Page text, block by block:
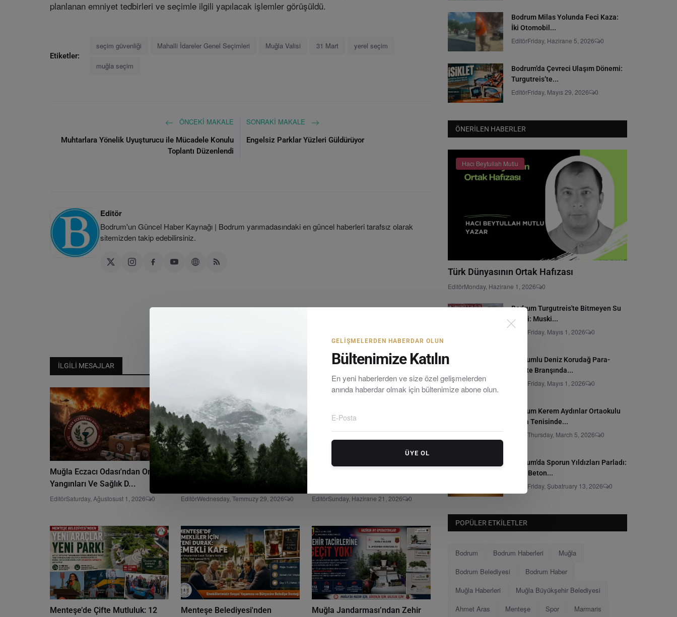
planlanan emniyet tedbirleri ve seçimle ilgili yapılacak işlemler görüşüldü.
Etiketler:
seçim güvenliği Mahalli İdareler Genel Seçimleri Muğla Valisi 31 Mart yerel seçim
muğla seçim
ÖNCEKI MAKALE
Muhtarlara Yönelik Uyuşturucu ile Mücadele Konulu
Toplantı Düzenlendi
SONRAKI MAKALE
Engelsiz Parklar Yüzleri Güldürüyor
Editör
Bodrum'un Güncel Haber Kaynağı | Bodrum yarımadasındaki en güncel haberleri tarafsız olarak
sitemizden takip edebilirsiniz.
İLGILI MESAJLAR
Muğla Eczacı Odası'ndan Orman
Yangınları Ve Sağlık D...
EditörSaturday, Ağustosust 1, 2026 0
Muğla’da Yeşil Vatan İçin 7/24
EditörWednesday, Temmuzy 29, 2026 0 EditörSunday, Hazirane 21, 2026 0
Menteşe’de Çifte Mutluluk: 12
Menteşe Belediyesi'nden
Muğla Jandarması’ndan Zehir
Bodrum Milas Yolunda Feci Kaza:
İki Otomobil...
EditörFriday, Hazirane 5, 2026 0
Bodrum’da Çevreci Ulaşım Dönemi:
Turgutreis’te...
EditörFriday, Mayıs 29, 2026 0
ÖNERILEN HABERLER
Hacı Beytullah Mutlu
Türk Dünyasının Ortak Hafızası
EditörMonday, Hazirane 1, 2026 0
Bodrum Turgutreis'te Bitmeyen Su
Çilesi: Muski...
Friday, Mayıs 1, 2026 0
Bodrumlu Deniz Korudağ Para-
Karate Branşında...
Friday, Mayıs 1, 2026 0
Bodrum Kerem Aydınlar Ortaokulu
Masa Tenisinde...
Thursday, March 5, 2026 0
Bodrum’da Sporun Yıldızları Parladı:
Grey Beton...
Friday, Şubatruary 13, 2026 0
POPÜLER ETKILETLER
Bodrum Bodrum Haberleri
Muğla
Bodrum Belediyesi
Bodrum Haber
Muğla Haberleri
Muğla Büyükşehir Belediyesi
Ahmet Aras
Menteşe Spor
Marmaris
GELIŞMELERDEN HABERDAR OLUN
Bültenimize Katılın
En yeni haberlerden ve size özel gelişmelerden
anında haberdar olmak için bültenimize abone olun.
ÜYE OL